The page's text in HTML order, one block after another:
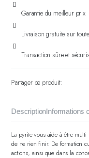
Garantie du meilleur prix
Livraison gratuite sur
Transaction sûre et
Partager ce produit:
DescriptionInformations
La pyrite vous aide à être
de ne rien finir. De formation
actions, ainsi que dans la